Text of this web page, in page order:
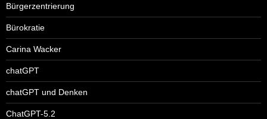
Bürgerzentrierung
Bürokratie
Carina Wacker
chatGPT
chatGPT und Denken
ChatGPT-5.2